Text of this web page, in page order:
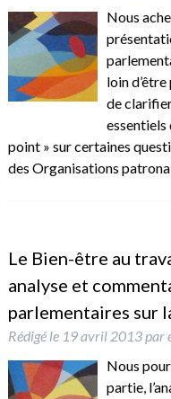
Nous
loin
de
essentiels
point » sur certaines
des Organisations
Le Bien-être au
analyse et
parlementaires sur
Rédigé le 19 avril 2013par
Nous
partie,